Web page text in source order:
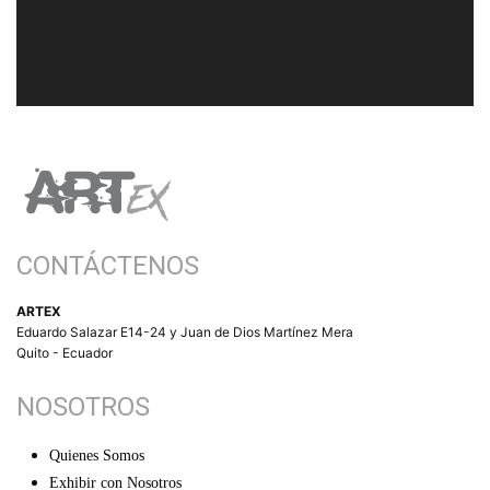
CONTÁCTENOS
ARTEX
Eduardo Salazar E14-24 y Juan de Dios Martínez Mera
Quito - Ecuador
NOSOTROS
Quienes Somos
Exhibir con Nosotros